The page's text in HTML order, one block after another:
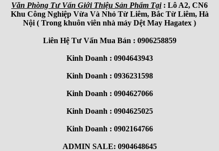
Văn Phòng Tư Vấn Giới Thiệu Sản Phẩm Tại: Lô A2, CN6
Khu Công Nghiệp Vừa Và Nhỏ Từ Liêm, Bắc Từ Liêm, Hà
Nội ( Trong khuôn viên nhà máy Dệt May Hagatex )
Liên Hệ Tư Vấn Mua Bán : 0906258859
Kinh Doanh : 0904643943
Kinh Doanh : 0936231598
Kinh Doanh : 0904627066
Kinh Doanh : 0904625025
Kinh Doanh : 0902164766
ADMIN SALE: 0904648645